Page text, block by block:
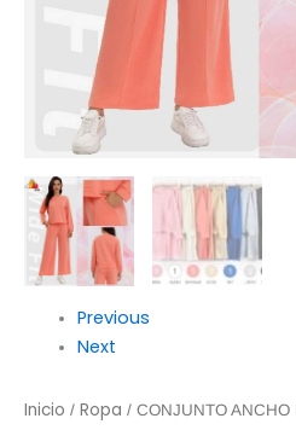
Previous
Next
Inicio / Ropa / CONJUNTO ANCHO